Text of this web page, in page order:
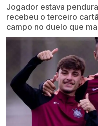
Jogador estava
recebeu o terceiro
campo no duelo que